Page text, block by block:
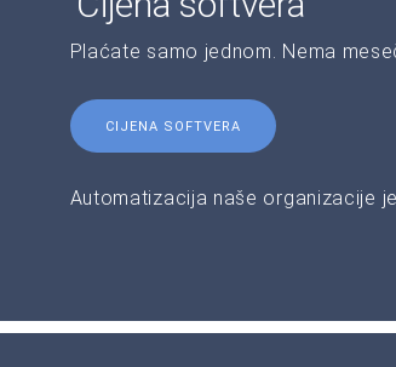
Plaćate samo jednom. Nema
CIJENA SOFTVERA
Automatizacija naše organizacije